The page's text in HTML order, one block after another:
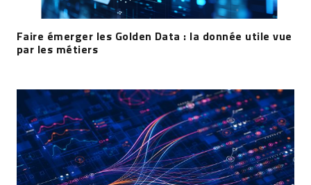
Faire émerger les Golden Data : la donnée utile vue
par les métiers